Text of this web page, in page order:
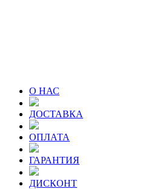
О НАС
ДОСТАВКА
ОПЛАТА
ГАРАНТИЯ
ДИСКОНТ